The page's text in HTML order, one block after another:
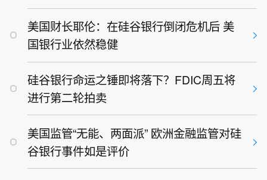
扣押的争议性做法。但以方一直宣称，
这种做法是为了应对紧迫的安全威胁。
由于在此类案件中，以方往往不对被扣
押者透露具体涉嫌罪名，且相关证据均
在不公开诉讼中呈交，因此长期遭到各
界的广泛指责。数据显示，行政羁押已
逐渐成为以方关押巴勒斯坦未成年人的
巴勒斯坦未成年人中约有三分之一处于
行政羁押状态；而到2026年3月，这一
比例已上升至接近半数。以色列监狱管
美国财长耶伦：在硅谷银行倒闭危机后 美
国银行业依然稳健
硅谷银行命运之锤即将落下？FDIC周五将
进行第二轮拍卖
美国监管“无能、两面派” 欧洲金融监管对硅
谷银行事件如是评价